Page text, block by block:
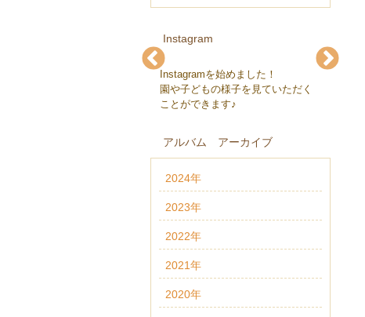
Instagram
下条保育園(@gejohoikuen)
下条保育園(@gejohoikuen)
下条保育園(@gejohoikuen)
下条保育園(@gejohoikuen)
下条保育園(@gejohoikuen)
下条保育園(@gejohoikuen)
Instagramを始めました！
園や子どもの様子を見ていただく
ことができます♪
アルバム アーカイブ
2024年
2023年
2022年
2021年
2020年